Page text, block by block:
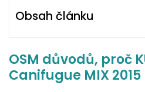
Obsah článku
OSM důvodů, proč
Canifugue MIX 2015